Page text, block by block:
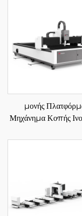
μονής
Μηχάνημα Κοπής